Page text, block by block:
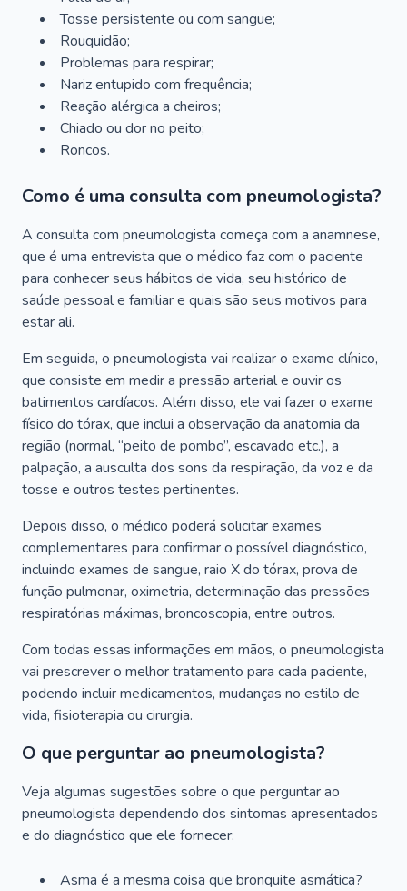
Tosse persistente ou com sangue;
Rouquidão;
Problemas para respirar;
Nariz entupido com frequência;
Reação alérgica a cheiros;
Chiado ou dor no peito;
Roncos.
Como é uma consulta com pneumologista?
A consulta com pneumologista começa com a anamnese,
que é uma entrevista que o médico faz com o paciente
para conhecer seus hábitos de vida, seu histórico de
saúde pessoal e familiar e quais são seus motivos para
estar ali.
Em seguida, o pneumologista vai realizar o exame clínico,
que consiste em medir a pressão arterial e ouvir os
batimentos cardíacos. Além disso, ele vai fazer o exame
físico do tórax, que inclui a observação da anatomia da
região (normal, “peito de pombo”, escavado etc.), a
palpação, a ausculta dos sons da respiração, da voz e da
tosse e outros testes pertinentes.
Depois disso, o médico poderá solicitar exames
complementares para confirmar o possível diagnóstico,
incluindo exames de sangue, raio X do tórax, prova de
função pulmonar, oximetria, determinação das pressões
respiratórias máximas, broncoscopia, entre outros.
Com todas essas informações em mãos, o pneumologista
vai prescrever o melhor tratamento para cada paciente,
podendo incluir medicamentos, mudanças no estilo de
vida, fisioterapia ou cirurgia.
O que perguntar ao pneumologista?
Veja algumas sugestões sobre o que perguntar ao
pneumologista dependendo dos sintomas apresentados
e do diagnóstico que ele fornecer:
Asma é a mesma coisa que bronquite asmática?